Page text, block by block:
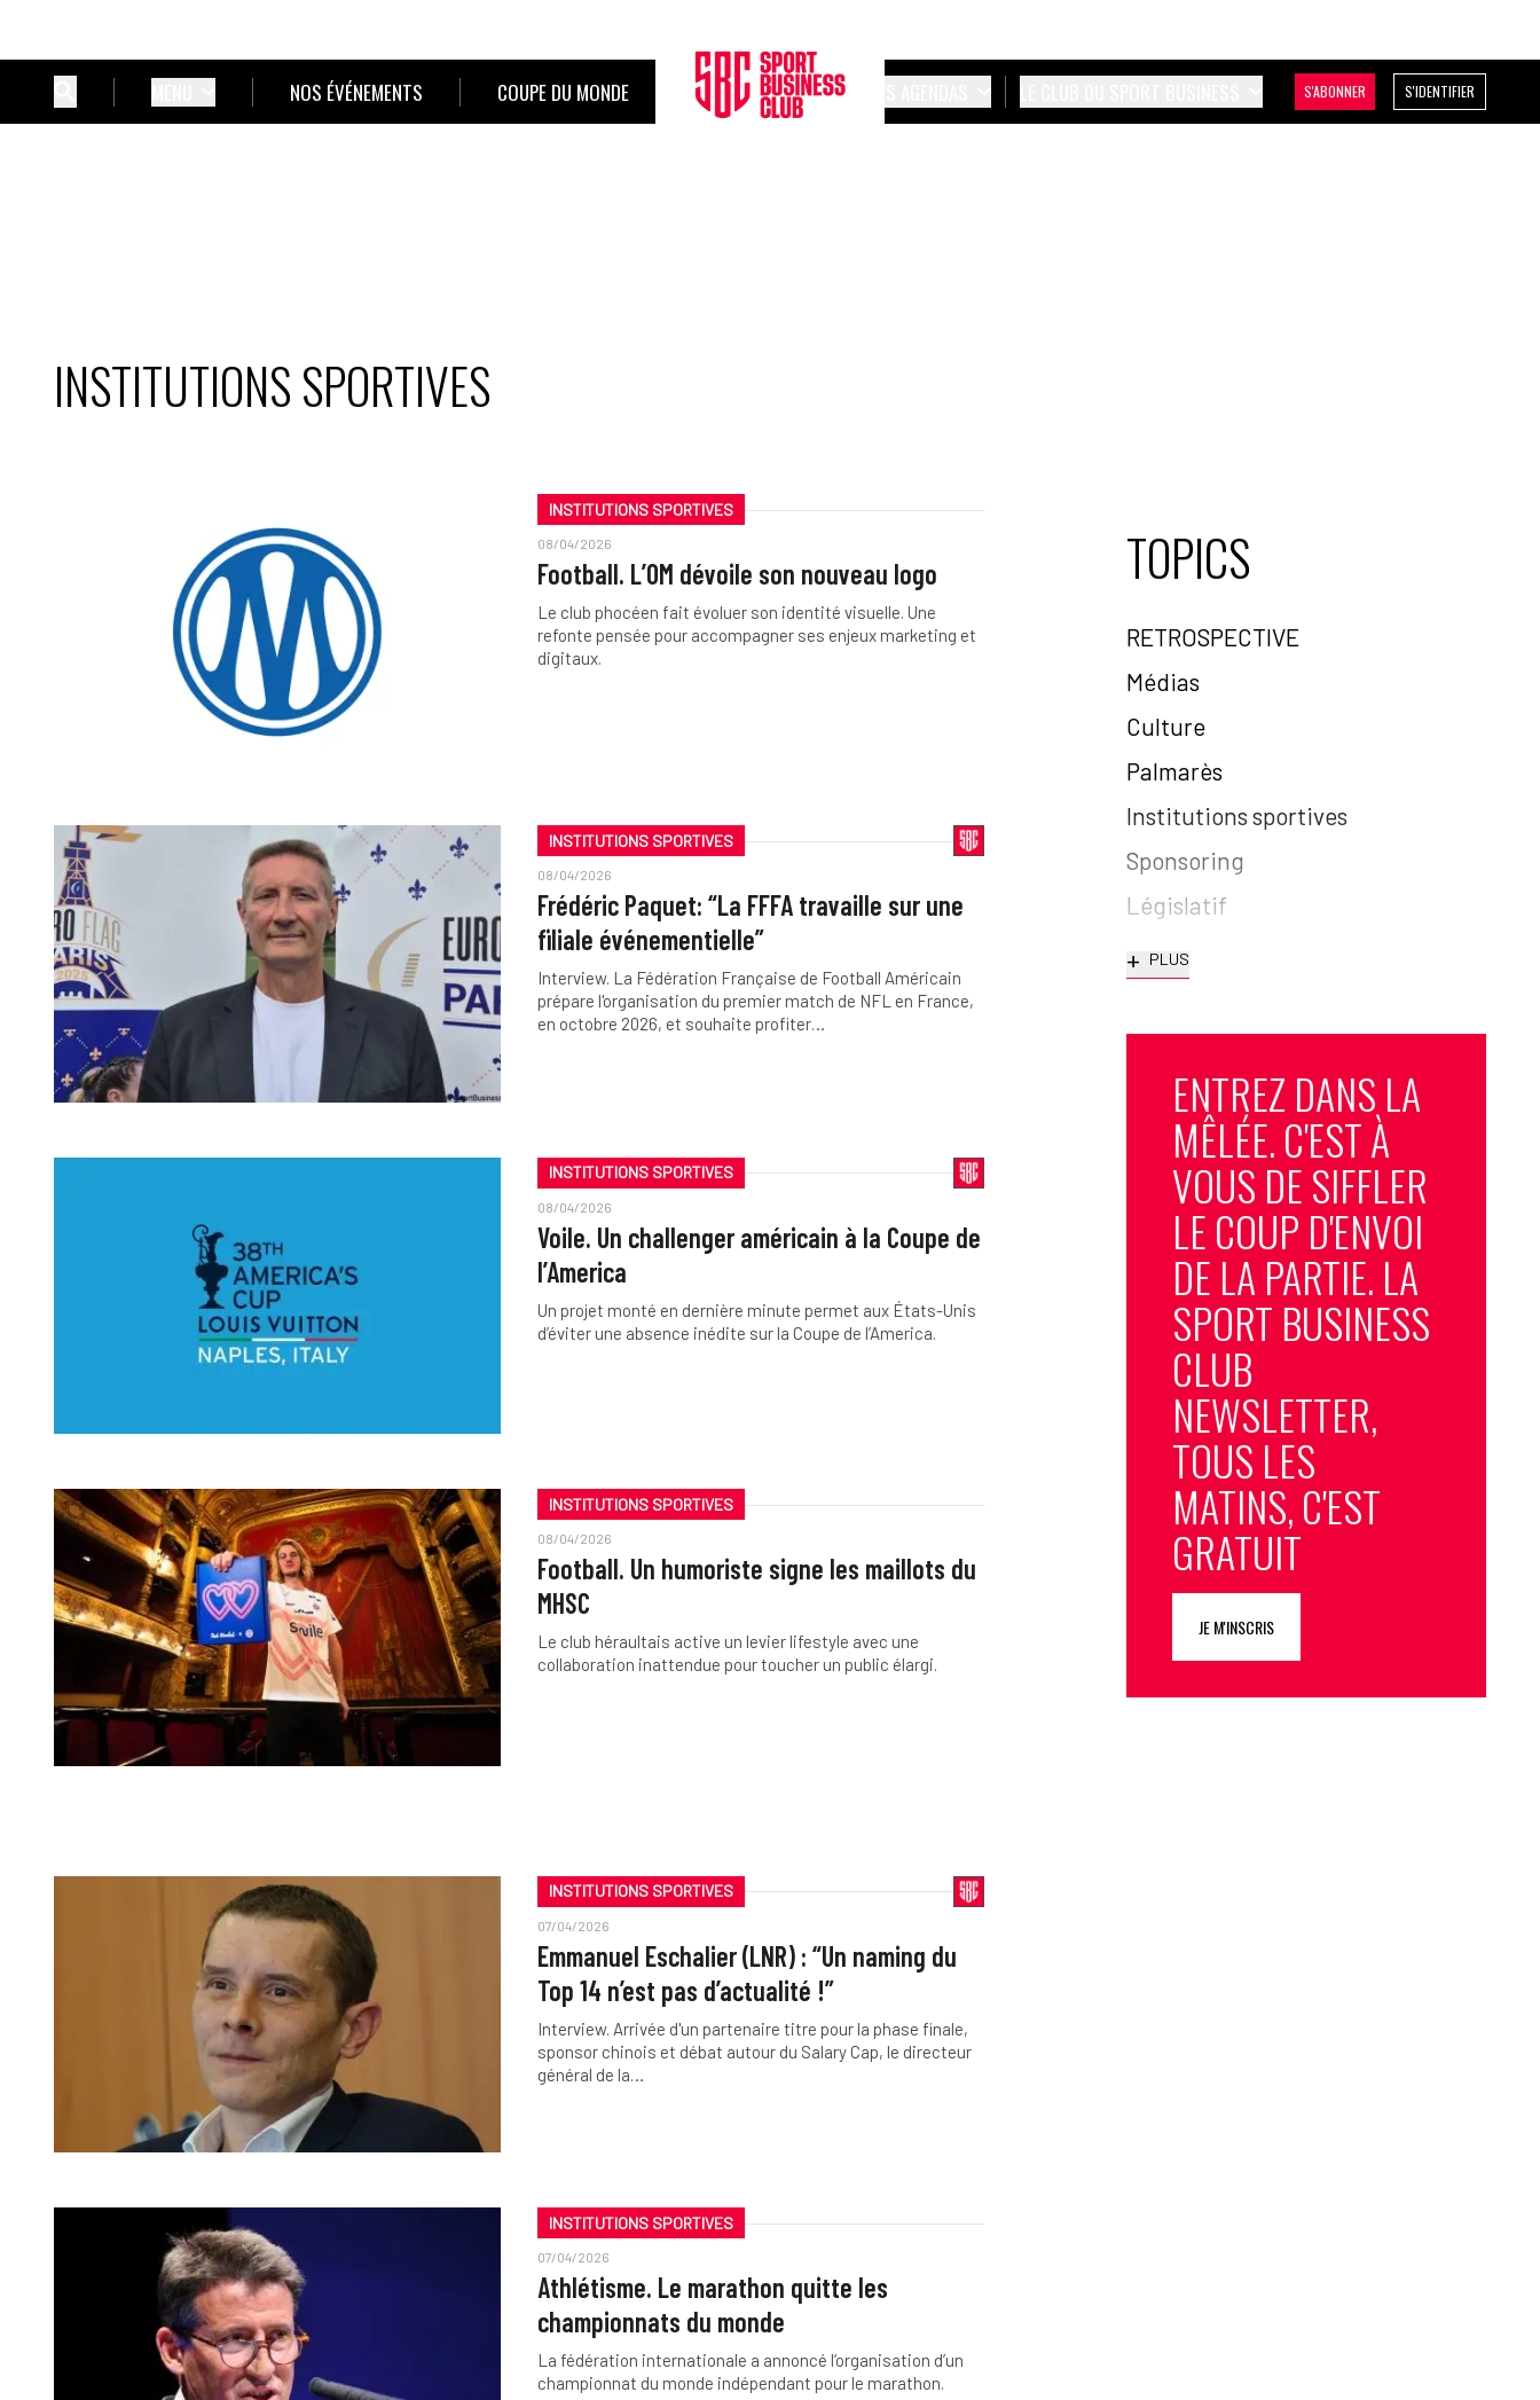
NOS ÉVÉNEMENTS COUPE DU MONDE S'ABONNER S'IDENTIFIER
INSTITUTIONS SPORTIVES
INSTITUTIONS SPORTIVES
08/04/2026
Football. L’OM dévoile son nouveau logo
Le club phocéen fait évoluer son identité visuelle. Une
refonte pensée pour accompagner ses enjeux marketing et
digitaux.
INSTITUTIONS SPORTIVES
08/04/2026
Frédéric Paquet: “La FFFA travaille sur une
filiale événementielle”
Interview. La Fédération Française de Football Américain
prépare l'organisation du premier match de NFL en France,
en octobre 2026, et souhaite profiter…
INSTITUTIONS SPORTIVES
08/04/2026
Voile. Un challenger américain à la Coupe de
l’America
Un projet monté en dernière minute permet aux États-Unis
d’éviter une absence inédite sur la Coupe de l’America.
INSTITUTIONS SPORTIVES
08/04/2026
Football. Un humoriste signe les maillots du
MHSC
Le club héraultais active un levier lifestyle avec une
collaboration inattendue pour toucher un public élargi.
INSTITUTIONS SPORTIVES
07/04/2026
Emmanuel Eschalier (LNR) : “Un naming du
Top 14 n’est pas d’actualité !”
Interview. Arrivée d'un partenaire titre pour la phase finale,
sponsor chinois et débat autour du Salary Cap, le directeur
général de la…
INSTITUTIONS SPORTIVES
07/04/2026
Athlétisme. Le marathon quitte les
championnats du monde
La fédération internationale a annoncé l’organisation d’un
championnat du monde indépendant pour le marathon.
TOPICS
RETROSPECTIVE
Médias
Culture
Palmarès
Institutions sportives
Sponsoring
Législatif
+ PLUS
ENTREZ DANS LA
MÊLÉE. C'EST À
VOUS DE SIFFLER
LE COUP D'ENVOI
DE LA PARTIE. LA
SPORT BUSINESS
CLUB
NEWSLETTER,
TOUS LES
MATINS, C'EST
GRATUIT
JE M'INSCRIS